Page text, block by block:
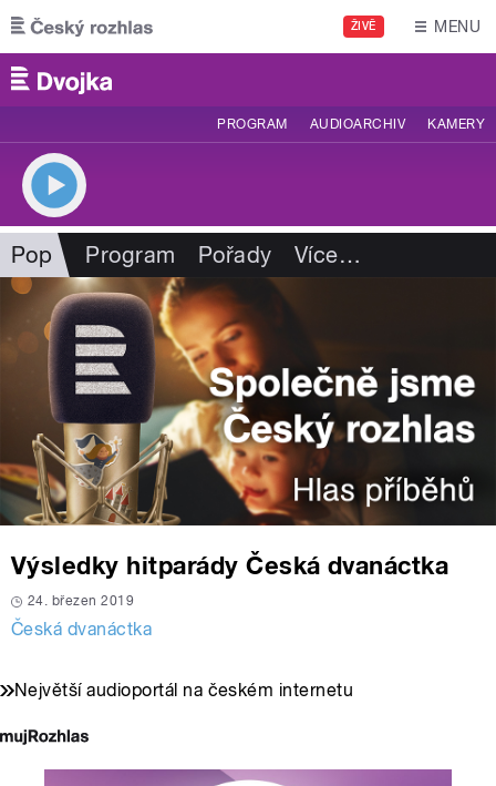
Přejít k hlavnímu obsahu
ŽIVĚ MENU
PROGRAM AUDIOARCHIV KAMERY
Pop Program Pořady Více…
Výsledky hitparády Česká dvanáctka
24. březen 2019
Česká dvanáctka
Největší audioportál na českém internetu